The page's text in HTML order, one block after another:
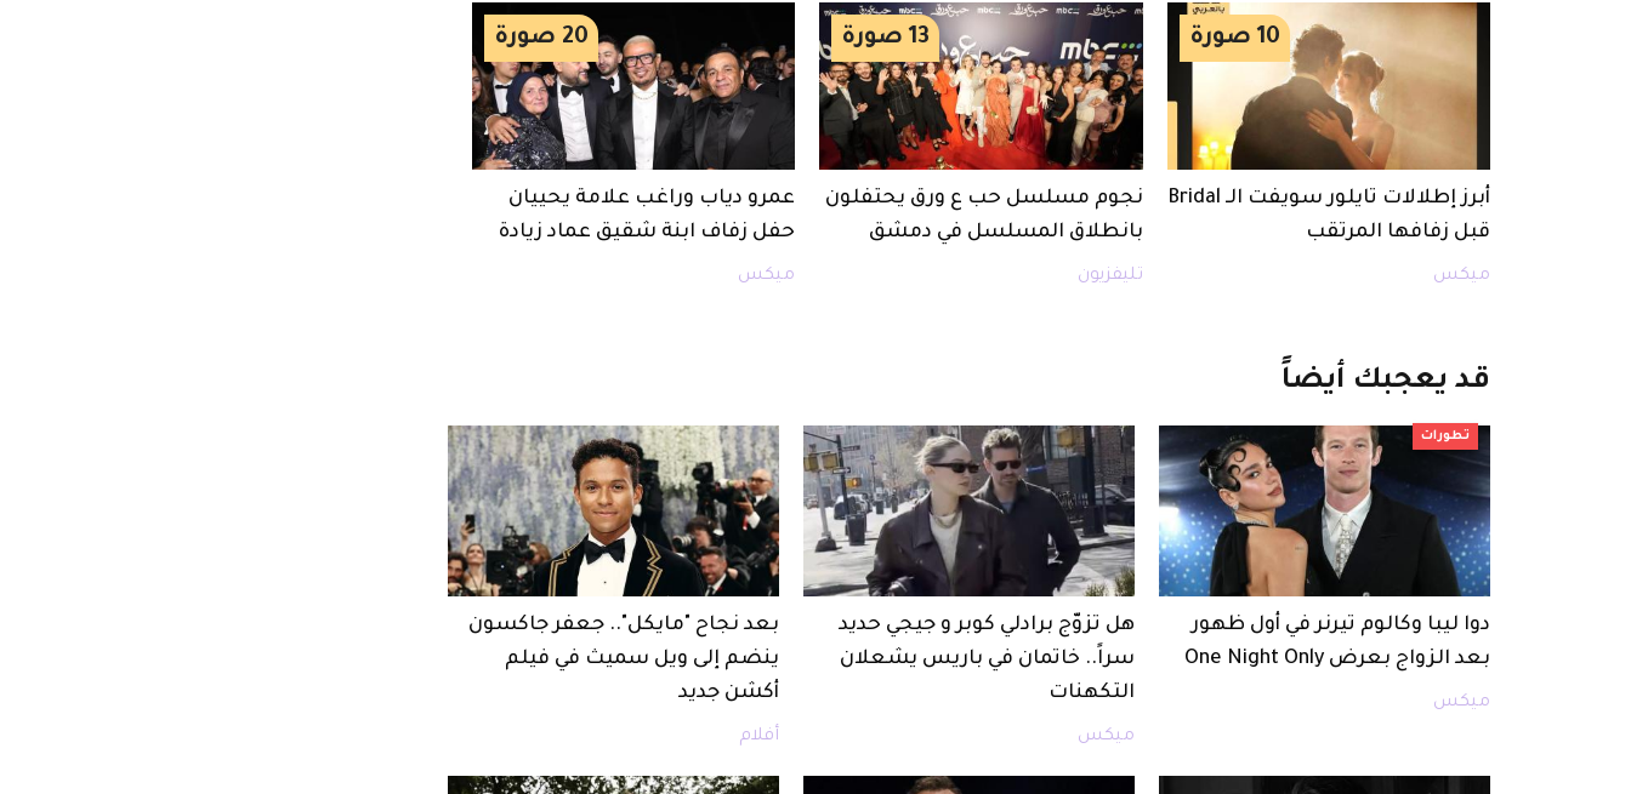
10 صورة
أبرز إطلالات تايلور سويفت الـ Bridal
قبل زفافها المرتقب
ميكس
13 صورة
نجوم مسلسل حب ع ورق يحتفلون
بانطلاق المسلسل في دمشق
تليفزيون
20 صورة
عمرو دياب وراغب علامة يحييان
حفل زفاف ابنة شقيق عماد زيادة
ميكس
قد يعجبك أيضاً
تطورات
دوا ليبا وكالوم تيرنر في أول ظهور
بعد الزواج بعرض One Night Only
ميكس
هل تزوّج برادلي كوبر و جيجي حديد
سراً.. خاتمان في باريس يشعلان
التكهنات
ميكس
بعد نجاح "مايكل".. جعفر جاكسون
ينضم إلى ويل سميث في فيلم
أكشن جديد
أفلام